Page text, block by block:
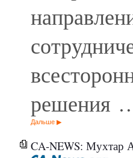
решения
Дальше
CA-NEWS: Мухтар